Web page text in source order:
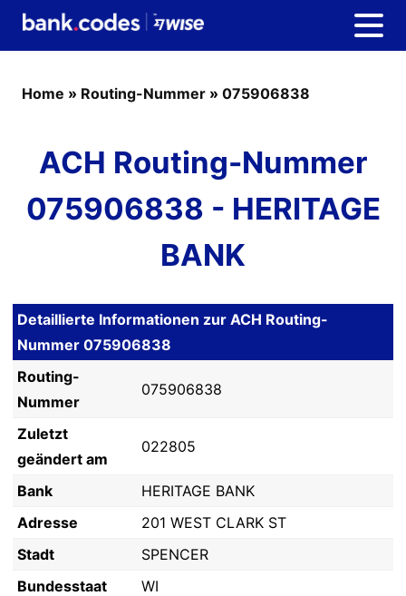
Home » Routing-Nummer » 075906838
ACH Routing-Nummer
075906838 - HERITAGE
BANK
Detaillierte Informationen zur ACH Routing-
Nummer 075906838
Routing-
Nummer
075906838
Zuletzt
geändert am
022805
Bank
HERITAGE BANK
Adresse
201 WEST CLARK ST
Stadt
SPENCER
Bundesstaat
WI